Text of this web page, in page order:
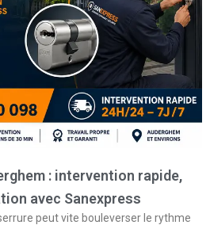
: intervention rapide,
avec Sanexpress
peut vite bouleverser le rythme